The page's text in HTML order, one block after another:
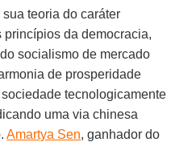
teoria do caráter
da democracia,
socialismo de mercado
de prosperidade
tecnologicamente
uma via chinesa
Amartya Sen, ganhador do